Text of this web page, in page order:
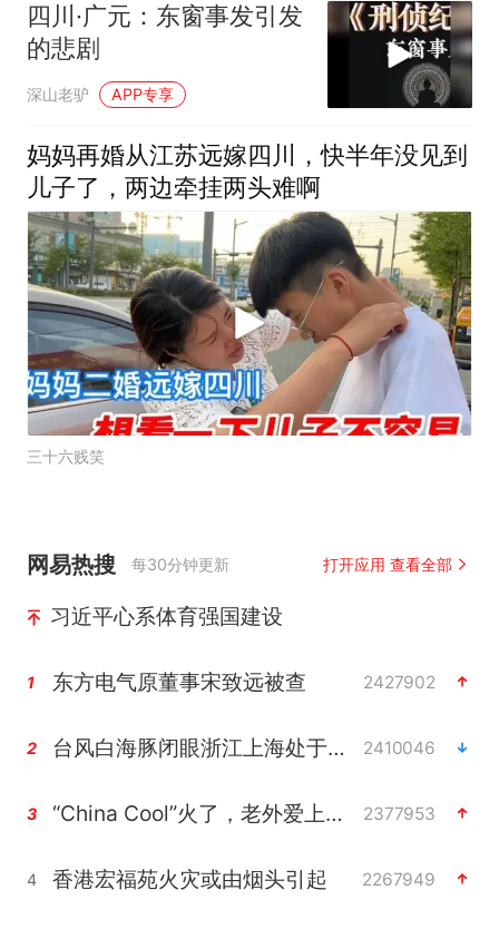
四川·广元：东窗事发引发
的悲剧
深山老驴 APP专享
妈妈再婚从江苏远嫁四川，快半年没见到
儿子了，两边牵挂两头难啊
三十六贱笑
网易热搜 每30分钟更新 打开应用 查看全部
习近平心系体育强国建设
1 东方电气原董事宋致远被查 2427902
2 台风白海豚闭眼浙江上海处于危险半圆 2410046
3 “China Cool”火了，老外爱上中国避暑游 2377953
4 香港宏福苑火灾或由烟头引起 2267949